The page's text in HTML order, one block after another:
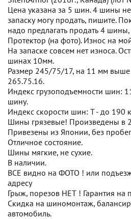
Цена указана за 5 шин. 4 шины
запаску могу продать, пишите.
надо предлагать продать 4
Протектор (на фото). Износ на
На запаске совсем нет износа.
шинах 10мм.
Размер 245/75/17, на 11 мм выше
265.75.16.
Индекс грузоподъемности шин:
шину.
Индекс скорости шин: T - до 190
Шины грязевые! Произведены в
Привезены из Японии, без
Отличное состояние.
Шины мягкие, не сухие.
В наличии.
ВСЕ видно на ФОТО ! или
адресу
Грыж, порезов НЕТ ! Гарантия на
Скидка на шиномонтаж,
автомобиль.